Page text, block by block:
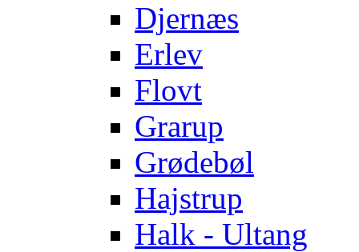
Djernæs
Erlev
Flovt
Grarup
Grødebøl
Hajstrup
Halk - Ultang